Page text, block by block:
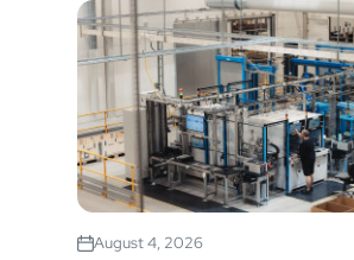
August 4, 2026